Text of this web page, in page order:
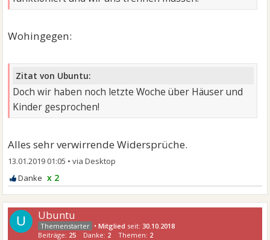
Wohingegen:
Zitat von Ubuntu:
Doch wir haben noch letzte Woche über Häuser und
Kinder gesprochen!
Alles sehr verwirrende Widersprüche.
13.01.2019 01:05 •
x 2
U Ubuntu
•Mitglied seit: 30.10.2018
Beiträge: 25 Danke: 2 Themen: 2